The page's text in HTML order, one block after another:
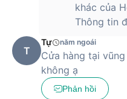
hãng sẽ đáp ứng nhu cầu
ngày dài mà không bị gián
tượng người dùng.
Điện thoại Realme 10 4G
trên hệ thống của Hoàng
chế độ bảo hành chính
khác của
Thông tin
T
Tự năm ngoái
Cửa hàng tại
không ạ
Phản hồi